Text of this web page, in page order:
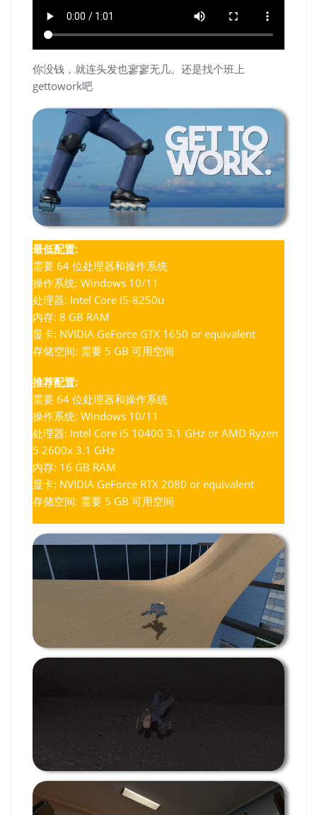
你没钱，就连头发也寥寥无几。还是找个班上
gettowork吧
最低配置:
需要 64 位处理器和操作系统
操作系统: Windows 10/11
处理器: Intel Core i5-8250u
内存: 8 GB RAM
显卡: NVIDIA GeForce GTX 1650 or equivalent
存储空间: 需要 5 GB 可用空间
推荐配置:
需要 64 位处理器和操作系统
操作系统: Windows 10/11
处理器: Intel Core i5 10400 3.1 GHz or AMD Ryzen
5 2600x 3.1 GHz
内存: 16 GB RAM
显卡: NVIDIA GeForce RTX 2080 or equivalent
存储空间: 需要 5 GB 可用空间